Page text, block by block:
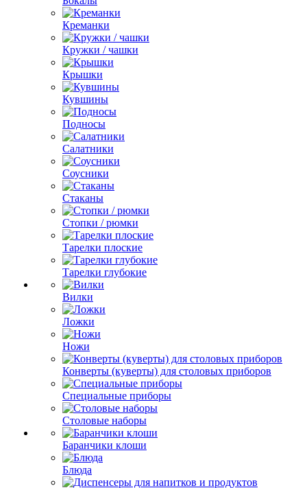
Креманки
Кружки / чашки
Крышки
Кувшины
Подносы
Салатники
Соусники
Стаканы
Стопки / рюмки
Тарелки плоские
Тарелки глубокие
Вилки
Ложки
Ножи
Конверты (куверты) для столовых приборов
Специальные приборы
Столовые наборы
Баранчики клоши
Блюда